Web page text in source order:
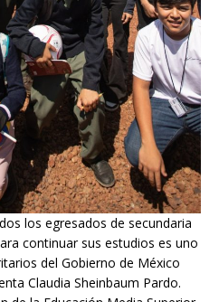
los egresados de secundaria
continuar sus estudios es uno
del Gobierno de México
Claudia Sheinbaum Pardo.